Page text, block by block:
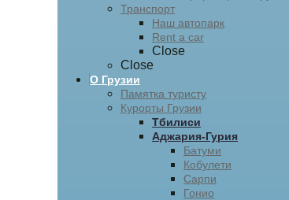
Транспорт
Наш автопарк
Rent a car
Close
Close
О Грузии
Памятка туристу
Курорты Грузии
Тбилиси
Аджария-Гурия
Батуми
Кобулети
Сарпи
Гонио